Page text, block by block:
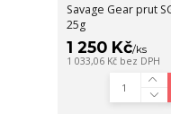
Savage Gear prut
25g
1 250 Kč/ks
1 033,06 Kč bez DPH